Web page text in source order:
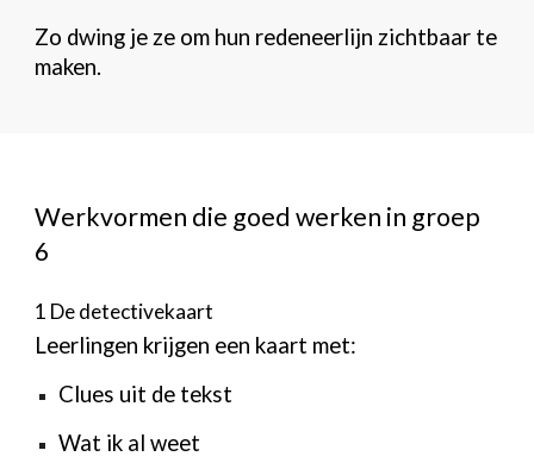
Zo dwing je ze om hun redeneerlijn zichtbaar te
maken.
Werkvormen die goed werken in groep
6
1 De detectivekaart
Leerlingen krijgen een kaart met:
Clues uit de tekst
Wat ik al weet